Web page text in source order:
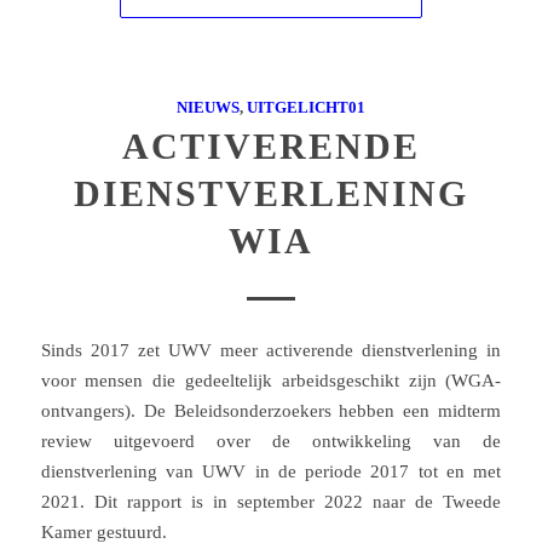
NIEUWS, UITGELICHT01
ACTIVERENDE
DIENSTVERLENING
WIA
Sinds 2017 zet UWV meer activerende dienstverlening in
voor mensen die gedeeltelijk arbeidsgeschikt zijn (WGA-
ontvangers). De Beleidsonderzoekers hebben een midterm
review uitgevoerd over de ontwikkeling van de
dienstverlening van UWV in de periode 2017 tot en met
2021. Dit rapport is in september 2022 naar de Tweede
Kamer gestuurd.